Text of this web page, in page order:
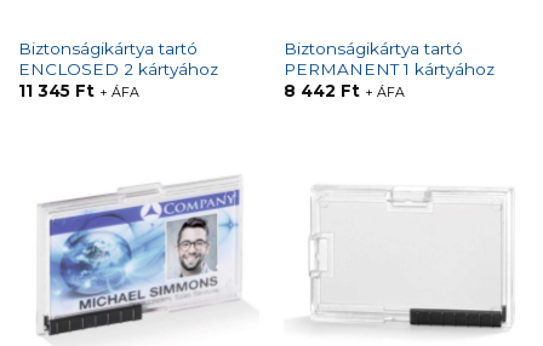
Biztonságikártya tartó
ENCLOSED 2 kártyához
11 345 Ft + ÁFA
Biztonságikártya tartó
PERMANENT 1 kártyához
8 442 Ft + ÁFA